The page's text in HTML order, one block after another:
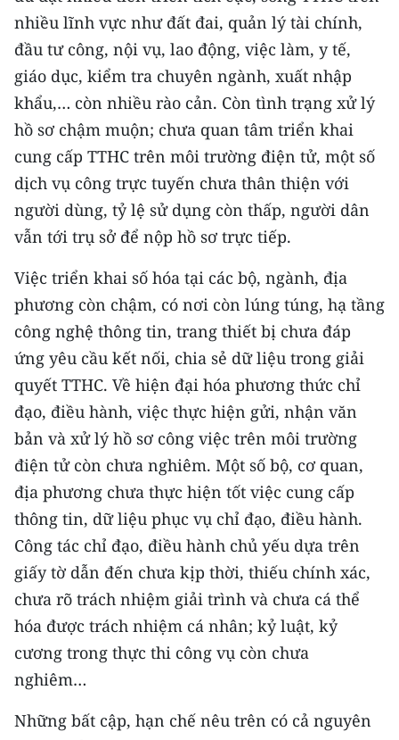
nhiều lĩnh vực như đất đai, quản lý tài chính,
đầu tư công, nội vụ, lao động, việc làm, y tế,
giáo dục, kiểm tra chuyên ngành, xuất nhập
khẩu,… còn nhiều rào cản. Còn tình trạng xử lý
hồ sơ chậm muộn; chưa quan tâm triển khai
cung cấp TTHC trên môi trường điện tử, một số
dịch vụ công trực tuyến chưa thân thiện với
người dùng, tỷ lệ sử dụng còn thấp, người dân
vẫn tới trụ sở để nộp hồ sơ trực tiếp.
Việc triển khai số hóa tại các bộ, ngành, địa
phương còn chậm, có nơi còn lúng túng, hạ tầng
công nghệ thông tin, trang thiết bị chưa đáp
ứng yêu cầu kết nối, chia sẻ dữ liệu trong giải
quyết TTHC. Về hiện đại hóa phương thức chỉ
đạo, điều hành, việc thực hiện gửi, nhận văn
bản và xử lý hồ sơ công việc trên môi trường
điện tử còn chưa nghiêm. Một số bộ, cơ quan,
địa phương chưa thực hiện tốt việc cung cấp
thông tin, dữ liệu phục vụ chỉ đạo, điều hành.
Công tác chỉ đạo, điều hành chủ yếu dựa trên
giấy tờ dẫn đến chưa kịp thời, thiếu chính xác,
chưa rõ trách nhiệm giải trình và chưa cá thể
hóa được trách nhiệm cá nhân; kỷ luật, kỷ
cương trong thực thi công vụ còn chưa
nghiêm…
Những bất cập, hạn chế nêu trên có cả nguyên